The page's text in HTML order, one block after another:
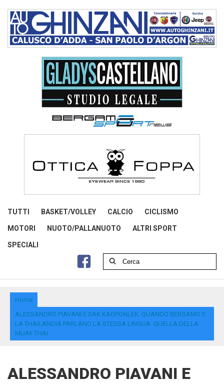
TUTTI BASKET/VOLLEY CALCIO CICLISMO
MOTORI NUOTO/PALLANUOTO ALTRI SPORT
SPECIALI
Home
ALESSANDRO PIAVANI E SAK KAOPONLEK. QUANDO BERGAMO E
LA THAILANDIA PARLANO LA STESSA LINGUA. QUELLA DELLA
MUAY THAI
ALESSANDRO PIAVANI E